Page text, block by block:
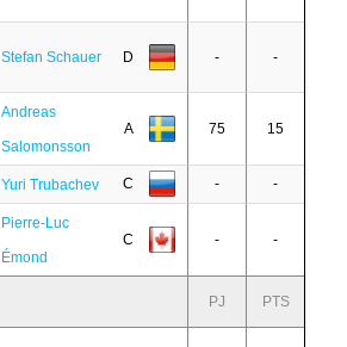
Stefan Schauer D - -
Andreas
Salomonsson
A 75 15
Yuri Trubachev C - -
Pierre-Luc
Émond
C - -
PJ PTS